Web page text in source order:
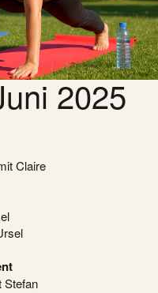
2025
Claire
Stefan